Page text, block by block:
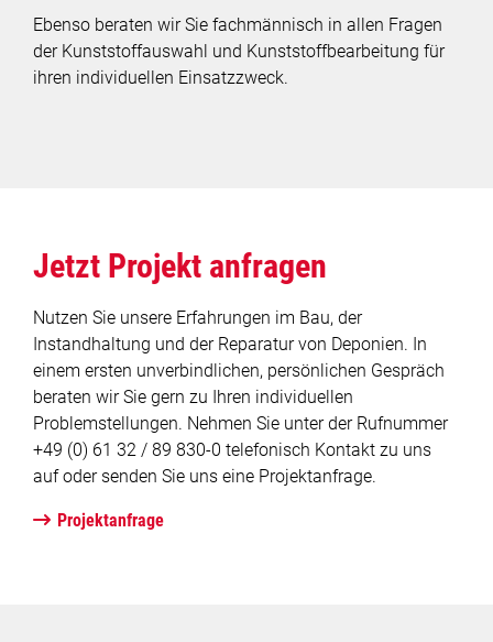
Ebenso beraten wir Sie fachmännisch in allen Fragen
der Kunststoffauswahl und Kunststoffbearbeitung für
ihren individuellen Einsatzzweck.
Jetzt Projekt anfragen
Nutzen Sie unsere Erfahrungen im Bau, der
Instandhaltung und der Reparatur von Deponien. In
einem ersten unverbindlichen, persönlichen Gespräch
beraten wir Sie gern zu Ihren individuellen
Problemstellungen. Nehmen Sie unter der Rufnummer
+49 (0) 61 32 / 89 830-0 telefonisch Kontakt zu uns
auf oder senden Sie uns eine Projektanfrage.
Projektanfrage